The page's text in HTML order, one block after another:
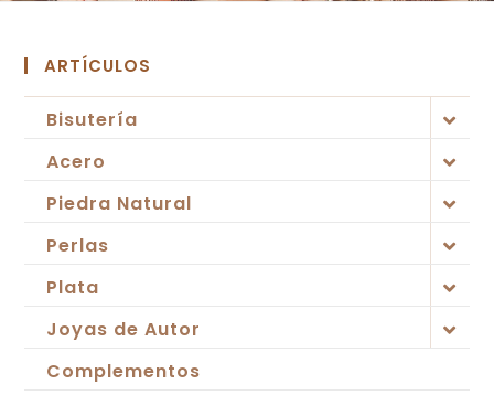
ARTÍCULOS
Bisutería
Acero
Piedra Natural
Perlas
Plata
Joyas de Autor
Complementos